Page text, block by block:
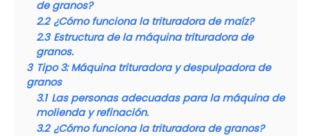
de granos?
2.2 ¿Cómo funciona la trituradora de maíz?
2.3 Estructura de la máquina trituradora de
granos.
3 Tipo 3: Máquina trituradora y despulpadora de
granos
3.1 Las personas adecuadas para la máquina de
molienda y refinación.
3.2 ¿Cómo funciona la trituradora de granos?